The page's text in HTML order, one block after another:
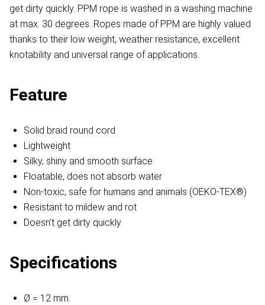
get dirty quickly. PPM rope is washed in a washing machine
at max. 30 degrees. Ropes made of PPM are highly valued
thanks to their low weight, weather resistance, excellent
knotability and universal range of applications.
Feature
Solid braid round cord
Lightweight
Silky, shiny and smooth surface
Floatable, does not absorb water
Non-toxic, safe for humans and animals (OEKO-TEX®)
Resistant to mildew and rot
Doesn't get dirty quickly
Specifications
Ø = 12 mm.